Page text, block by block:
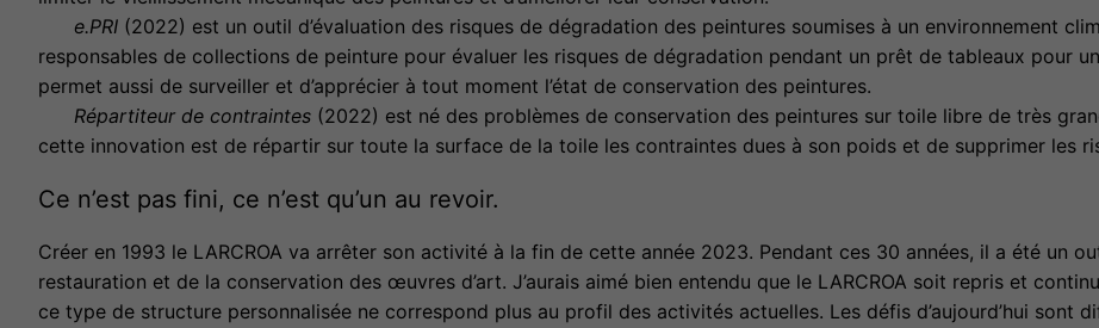
e.PRI (2022) est un outil d’évaluation des risques de dégradation des peintures soumises à un environnement
responsables de collections de peinture pour évaluer les risques de dégradation pendant un prêt de tableaux pour
permet aussi de surveiller et d’apprécier à tout moment l’état de conservation des peintures.
Répartiteur de contraintes (2022) est né des problèmes de conservation des peintures sur toile libre de très
cette innovation est de répartir sur toute la surface de la toile les contraintes dues à son poids et de supprimer les
Ce n’est pas fini, ce n’est qu’un au revoir.
Créer en 1993 le LARCROA va arrêter son activité à la fin de cette année 2023. Pendant ces 30 années, il a été un
restauration et de la conservation des œuvres d’art. J’aurais aimé bien entendu que le LARCROA soit repris et
ce type de structure personnalisée ne correspond plus au profil des activités actuelles. Les défis d’aujourd’hui sont